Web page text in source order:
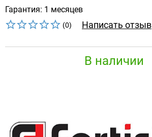
Гарантия: 1 месяцев
(0) Написать отзыв
В наличии